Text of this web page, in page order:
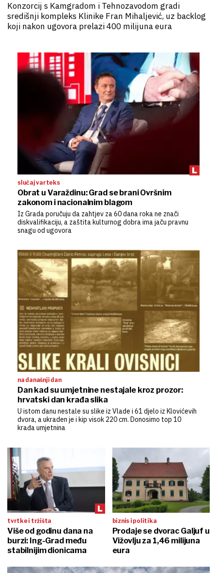
Konzorcij s Kamgradom i Tehnozavodom gradi
središnji kompleks Klinike Fran Mihaljević, uz backlog
koji nakon ugovora prelazi 400 milijuna eura
slučaj varteks
Obrat u Varaždinu: Grad se brani Ovršnim
zakonom i nacionalnim blagom
Iz Grada poručuju da zahtjev za 60 dana roka ne znači
diskvalifikaciju, a zaštita kulturnog dobra ima jaču pravnu
snagu od ugovora
na današnji dan
Dan kad su umjetnine nestajale kroz prozor:
hrvatski dan krađa slika
U istom danu nestale su slike iz Vlade i 61 djelo iz Klovićevih
dvora, a ukraden je i kip visok 220 cm. Donosimo top 10
krađa umjetnina
tvrtke i tržišta
Više od godinu dana na
burzi: Ing-Grad među
stabilnijim dionicama
biznis i politika
Prodaje se dvorac Galjuf u
Vižovlju za 1,46 milijuna
eura